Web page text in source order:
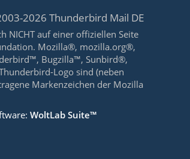
2026 Thunderbird Mail DE
NICHT auf einer offiziellen Seite
Mozilla®, mozilla.org®,
Bugzilla™, Sunbird®,
Logo sind (neben
Markenzeichen der Mozilla
WoltLab Suite™